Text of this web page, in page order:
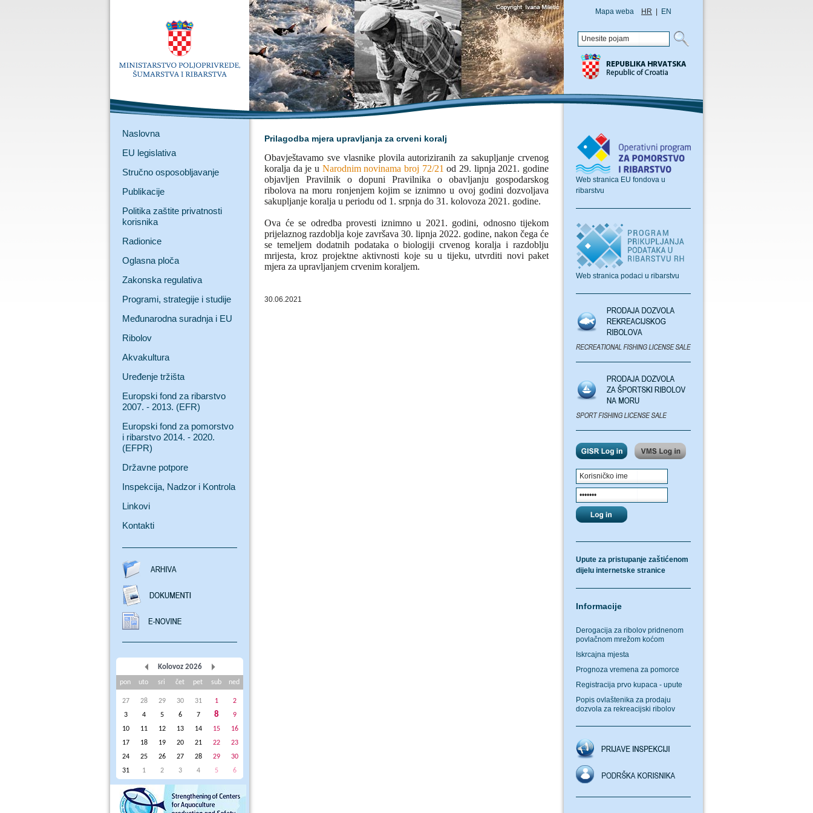
Mapa weba HR EN
Naslovna
EU legislativa
Stručno osposobljavanje
Publikacije
Politika zaštite privatnosti
korisnika
Radionice
Oglasna ploča
Zakonska regulativa
Programi, strategije i studije
Međunarodna suradnja i EU
Ribolov
Akvakultura
Uređenje tržišta
Europski fond za ribarstvo
2007. - 2013. (EFR)
Europski fond za pomorstvo
i ribarstvo 2014. - 2020.
(EFPR)
Državne potpore
Inspekcija, Nadzor i Kontrola
Linkovi
Kontakti
Kolovoz 2026
pon uto sri čet pet sub ned
27 28 29 30 31 1
2
3
4 5 6 7 8
9
10
11 12 13 14 15
16
17
18 19 20 21 22
23
24
25 26 27 28 29
30
31
1 2 3 4 5 6
Prilagodba mjera upravljanja za crveni koralj
Obavještavamo sve vlasnike plovila autoriziranih za sakupljanje crvenog
koralja da je u Narodnim novinama broj 72/21 od 29. lipnja 2021. godine
objavljen Pravilnik o dopuni Pravilnika o obavljanju gospodarskog
ribolova na moru ronjenjem kojim se iznimno u ovoj godini dozvoljava
sakupljanje koralja u periodu od 1. srpnja do 31. kolovoza 2021. godine.
Ova će se odredba provesti iznimno u 2021. godini, odnosno tijekom
prijelaznog razdoblja koje završava 30. lipnja 2022. godine, nakon čega će
se temeljem dodatnih podataka o biologiji crvenog koralja i razdoblju
mrijesta, kroz projektne aktivnosti koje su u tijeku, utvrditi novi paket
mjera za upravljanjem crvenim koraljem.
30.06.2021
Web stranica EU fondova u
ribarstvu
Web stranica podaci u ribarstvu
Upute za pristupanje zaštićenom
dijelu internetske stranice
Informacije
Derogacija za ribolov pridnenom
povlačnom mrežom koćom
Iskrcajna mjesta
Prognoza vremena za pomorce
Registracija prvo kupaca - upute
Popis ovlaštenika za prodaju
dozvola za rekreacijski ribolov